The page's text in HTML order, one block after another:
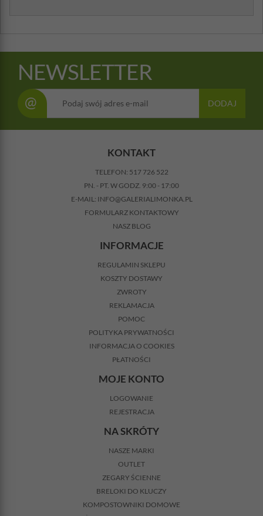
NEWSLETTER
@ DODAJ
KONTAKT
TELEFON: 517 726 522
PN. - PT. W GODZ. 9:00 - 17:00
E-MAIL: INFO@GALERIALIMONKA.PL
FORMULARZ KONTAKTOWY
NASZ BLOG
INFORMACJE
REGULAMIN SKLEPU
KOSZTY DOSTAWY
ZWROTY
REKLAMACJA
POMOC
POLITYKA PRYWATNOŚCI
INFORMACJA O COOKIES
PŁATNOŚCI
MOJE KONTO
LOGOWANIE
REJESTRACJA
NA SKRÓTY
NASZE MARKI
OUTLET
ZEGARY ŚCIENNE
BRELOKI DO KLUCZY
KOMPOSTOWNIKI DOMOWE